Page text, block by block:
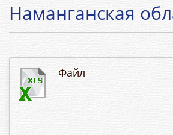
Наманганская
Файл